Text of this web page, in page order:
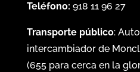
Teléfono: 918 11 96 27
Transporte público:
intercambiador de
(655para cerca en la